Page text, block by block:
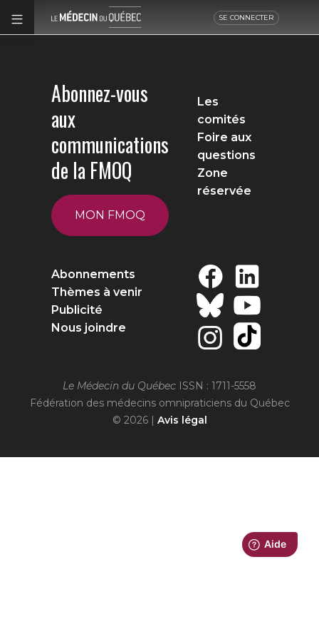
SE CONNECTER
Abonnez-vous
aux
communications
de la FMOQ
MON FMOQ
Les
comités
Foire aux
questions
Zone
réservée
Abonnements
Thèmes à venir
Publicité
Nous joindre
Le Médecin du Québec ISSN : 1711-5558
Fédération des médecins omnipraticiens du Québec
© 2026 | Avis légal